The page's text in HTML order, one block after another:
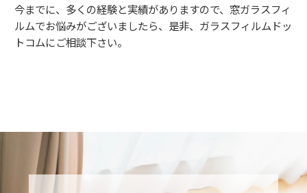
今までに、多くの経験と実績がありますので、窓ガラスフィ
ルムでお悩みがございましたら、是非、ガラスフィルムドッ
トコムにご相談下さい。